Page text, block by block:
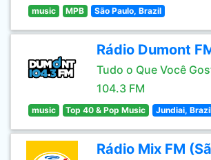
music MPB São Paulo, Brazil
Rádio Dumont
Tudo o Que Você
104.3 FM
music Top 40 & Pop Music Jundiai,
Rádio Mix FM